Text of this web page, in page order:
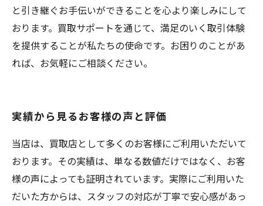
と引き継ぐお手伝いができることを心より楽しみにして
おります。買取サポートを通じて、満足のいく取引体験
を提供することが私たちの使命です。お困りのことがあ
れば、お気軽にご相談ください。
実績から見るお客様の声と評価
当店は、買取店として多くのお客様にご利用いただいて
おります。その実績は、単なる数値だけではなく、お客
様の声によっても証明されています。実際にご利用いた
だいた方からは、スタッフの対応が丁寧で安心感があっ